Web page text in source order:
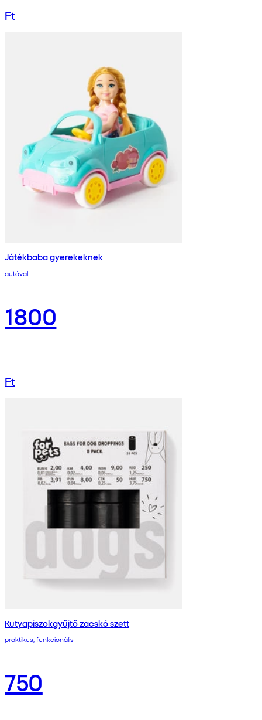
Ft
Játékbaba gyerekeknek
autóval
1800
Ft
Kutyapiszokgyűjtő zacskó szett
praktikus, funkcionális
750